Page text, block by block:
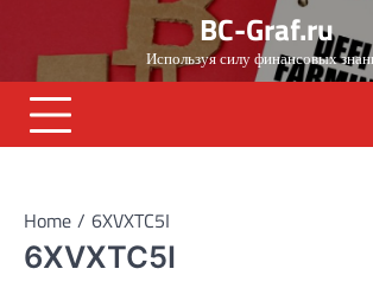
content
BC-Graf.ru
Используя силу финансовых
Home 6XVXTC5I
6XVXTC5I